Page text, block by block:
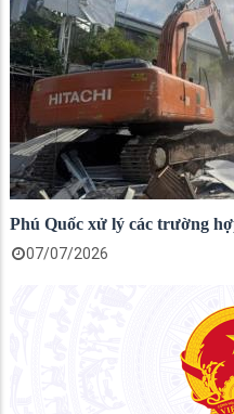
Phú Quốc xử lý các trường
07/07/2026